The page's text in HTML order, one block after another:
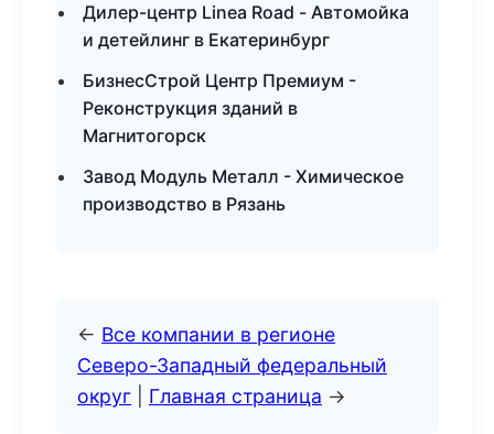
Дилер-центр Linea Road - Автомойка
и детейлинг в Екатеринбург
БизнесСтрой Центр Премиум -
Реконструкция зданий в
Магнитогорск
Завод Модуль Металл - Химическое
производство в Рязань
← Все компании в регионе
Северо-Западный федеральный
округ
Главная страница →